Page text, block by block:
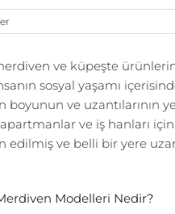
ve küpeşte
sosyal yaşamı
boyunun ve uzantılarının
ve iş hanları
edilmiş ve belli bir yere
Modelleri Nedir?